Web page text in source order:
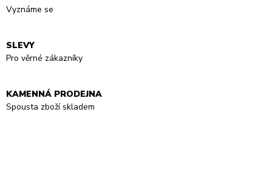
Vyznáme se
SLEVY
Pro věrné zákazníky
KAMENNÁ PRODEJNA
Spousta zboží skladem